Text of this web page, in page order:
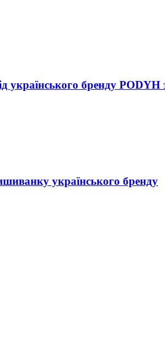
бренду PODYH
українського бренду